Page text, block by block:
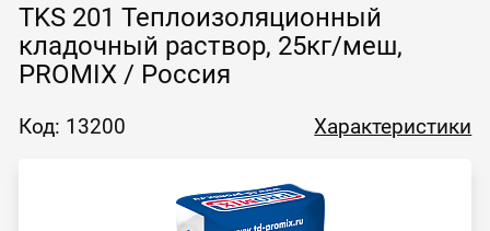
TKS 201 Теплоизоляционный
кладочный раствор, 25кг/меш,
PROMIX / Россия
Код: 13200 Характеристики